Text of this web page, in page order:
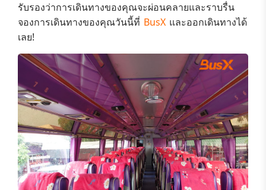
รับรองว่าการเดินทางของคุณจะผ่อนคลายและราบรื่น
จองการเดินทางของคุณวันนี้ที่ BusX และออกเดินทางได้
เลย!